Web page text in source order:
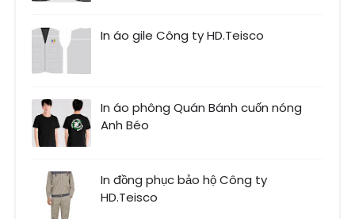
In áo gile Công ty HD.Teisco
In áo phông Quán Bánh cuốn nóng
Anh Béo
In đồng phục bảo hộ Công ty
HD.Teisco